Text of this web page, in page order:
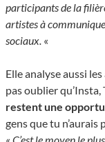
participants de la
artistes à
sociaux. «
Elle analyse aussi
pas oublier
restent une
gens que tu